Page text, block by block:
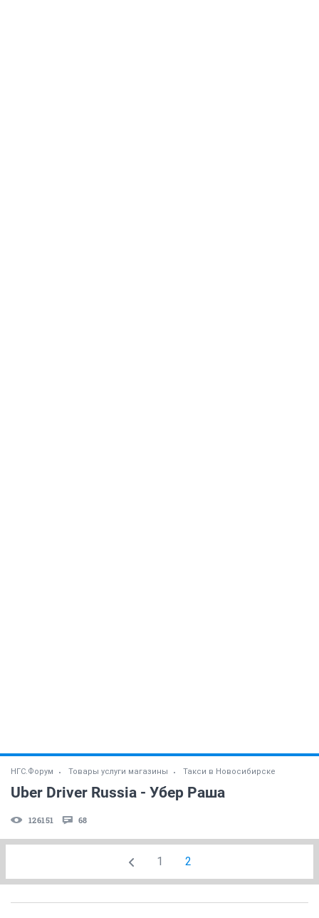
НГС.Форум Товары услуги магазины Такси в Новосибирске
Uber Driver Russia - Убер Раша
126151 68
1 2